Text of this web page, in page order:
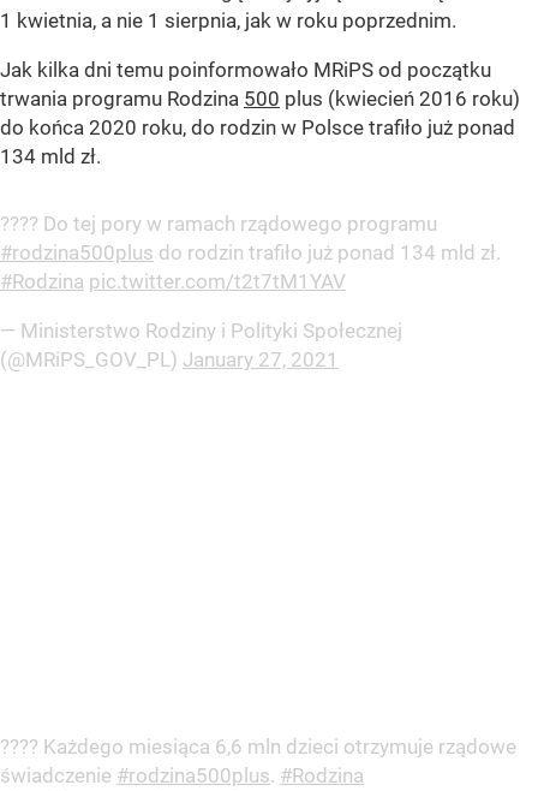
1 kwietnia, a nie 1 sierpnia, jak w roku poprzednim.
Jak kilka dni temu poinformowało MRiPS od początku
trwania programu Rodzina 500 plus (kwiecień 2016 roku)
do końca 2020 roku, do rodzin w Polsce trafiło już ponad
134 mld zł.
?‍?‍?‍? Do tej pory w ramach rządowego programu
#rodzina500plus do rodzin trafiło już ponad 134 mld zł.
#Rodzina pic.twitter.com/t2t7tM1YAV
— Ministerstwo Rodziny i Polityki Społecznej
(@MRiPS_GOV_PL) January 27, 2021
?‍?‍?‍? Każdego miesiąca 6,6 mln dzieci otrzymuje rządowe
świadczenie #rodzina500plus. #Rodzina